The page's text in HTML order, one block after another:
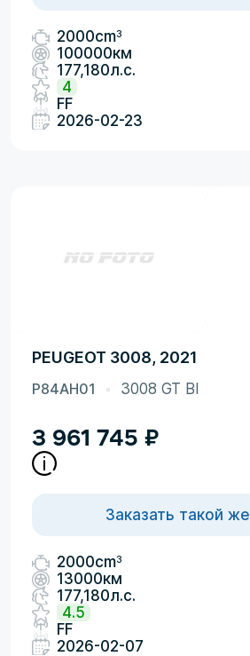
2000cm3
100000км
177,180л.с.
4
FF
2026-02-23
PEUGEOT 3008, 2021
P84AH01 3008 GT Bl
3 961 745 ₽
Заказать такой же
2000cm3
13000км
177,180л.с.
4.5
FF
2026-02-07